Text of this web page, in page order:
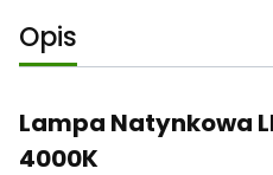
Opis
Lampa Natynkowa
4000K